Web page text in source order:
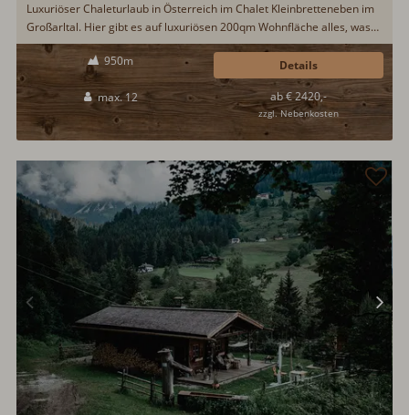
Luxuriöser Chaleturlaub in Österreich im Chalet Kleinbretteneben im
Großarltal. Hier gibt es auf luxuriösen 200qm Wohnfläche alles, was
das Herz begehrt. Eigene Saunahütte, liebevolle Einrichtung, top-
ausgestattete Küche mit Holzherd, Kachelofen in der Wohnstube,
Frühstücksservice, gemütliche Schlafzimmer, hochwertige
Badezimmer, Grillhäuschen u.v.m...
950m
max. 12 ab € 2420,-
zzgl. Nebenkosten
Details